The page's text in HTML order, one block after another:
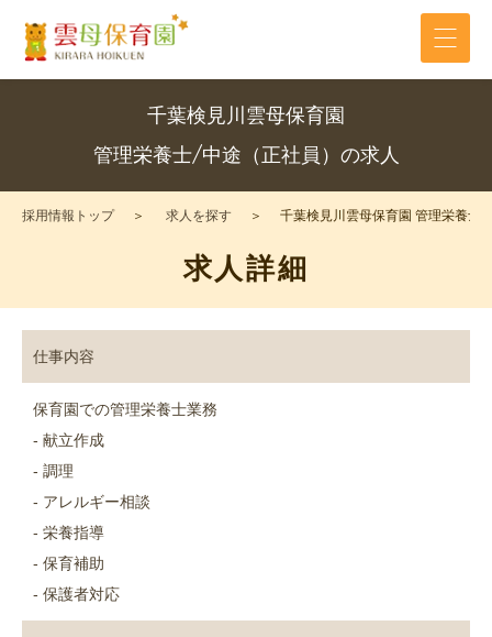
千葉検見川雲母保育園
管理栄養士/中途（正社員）の求人
採用情報トップ 求人を探す 千葉検見川雲母保育園 管理栄養士/
求人詳細
仕事内容
保育園での管理栄養士業務
- 献立作成
- 調理
- アレルギー相談
- 栄養指導
- 保育補助
- 保護者対応